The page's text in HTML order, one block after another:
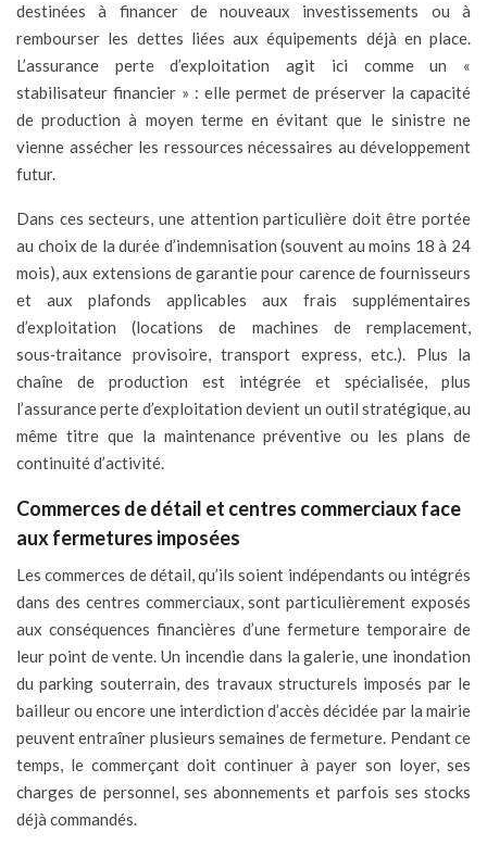
destinées à financer de nouveaux investissements ou à
rembourser les dettes liées aux équipements déjà en place.
L’assurance perte d’exploitation agit ici comme un «
stabilisateur financier » : elle permet de préserver la capacité
de production à moyen terme en évitant que le sinistre ne
vienne assécher les ressources nécessaires au développement
futur.
Dans ces secteurs, une attention particulière doit être portée
au choix de la durée d’indemnisation (souvent au moins 18 à 24
mois), aux extensions de garantie pour carence de fournisseurs
et aux plafonds applicables aux frais supplémentaires
d’exploitation (locations de machines de remplacement,
sous‑traitance provisoire, transport express, etc.). Plus la
chaîne de production est intégrée et spécialisée, plus
l’assurance perte d’exploitation devient un outil stratégique, au
même titre que la maintenance préventive ou les plans de
continuité d’activité.
Commerces de détail et centres commerciaux face
aux fermetures imposées
Les commerces de détail, qu’ils soient indépendants ou intégrés
dans des centres commerciaux, sont particulièrement exposés
aux conséquences financières d’une fermeture temporaire de
leur point de vente. Un incendie dans la galerie, une inondation
du parking souterrain, des travaux structurels imposés par le
bailleur ou encore une interdiction d’accès décidée par la mairie
peuvent entraîner plusieurs semaines de fermeture. Pendant ce
temps, le commerçant doit continuer à payer son loyer, ses
charges de personnel, ses abonnements et parfois ses stocks
déjà commandés.